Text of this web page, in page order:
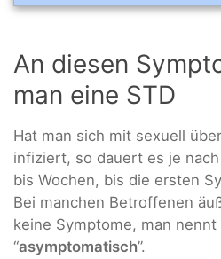
An diesen
man eine STD
Hat man sich mit sexuell
infiziert, so dauert es je
bis Wochen, bis die ersten
Bei manchen Betroffenen
keine Symptome, man nennt
“asymptomatisch”.